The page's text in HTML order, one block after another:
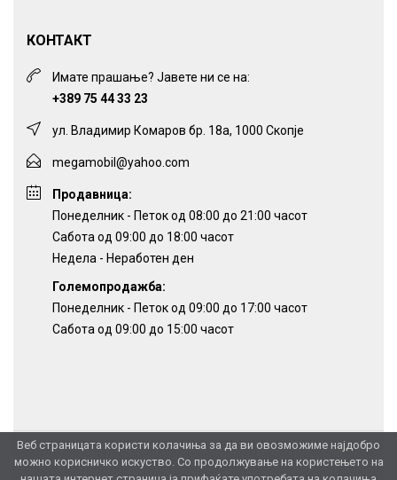
Веб страницата користи колачиња за да ви овозможиме најдобро
можно корисничко искуство. Со продолжување на користењето на
КОНТАКТ
Имате прашање? Јавете ни се на:
+389 75 44 33 23
ул. Владимир Комаров бр. 18а, 1000 Скопје
megamobil@yahoo.com
Продавница:
Понеделник - Петок од 08:00 до 21:00 часот
Сабота од 09:00 до 18:00 часот
Недела - Неработен ден
Големопродажба:
Понеделник - Петок од 09:00 до 17:00 часот
Сабота од 09:00 до 15:00 часот